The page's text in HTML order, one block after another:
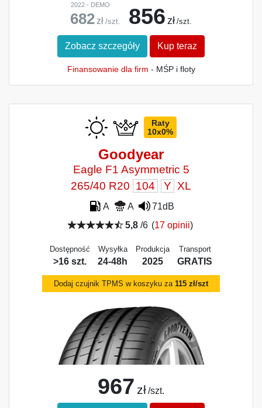
2022 - DEMO
682 zł /szt. 856 zł /szt.
Zobacz szczegóły Kup teraz
Finansowanie dla firm - MŚP i floty
Raty
10x0%
Goodyear
Eagle F1 Asymmetric 5
265/40 R20 104 Y XL
A A
71dB
5,8/6 (17 opinii)
Dostępność
>16 szt.
Wysyłka
24-48h
Produkcja
2025
Transport
GRATIS
Dodaj czujnik TPMS w koszyku za 115 zł/szt
967 zł /szt.